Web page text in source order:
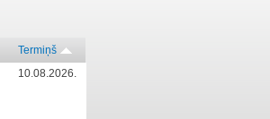
Termiņš
10.08.2026.